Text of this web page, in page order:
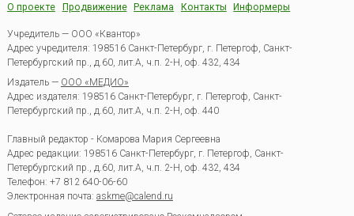
О проекте Продвижение Реклама Контакты Информеры
Учредитель — ООО «Квантор»
Адрес учредителя: 198516 Санкт-Петербург, г. Петергоф, Санкт-
Петербургский пр., д.60, лит.А, ч.п. 2-Н, оф. 432, 434
Издатель — ООО «МЕДИО»
Адрес издателя: 198516 Санкт-Петербург, г. Петергоф, Санкт-
Петербургский пр., д.60, лит.А, ч.п. 2-Н, оф. 440
Главный редактор - Комарова Мария Сергеевна
Адрес редакции: 198516 Санкт-Петербург, г. Петергоф, Санкт-
Петербургский пр., д.60, лит.А, ч.п. 2-Н, оф. 432, 434
Телефон: +7 812 640-06-60
Электронная почта: askme@calend.ru